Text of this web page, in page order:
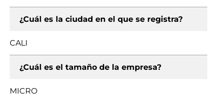
¿Cuál es la ciudad en el que se registra?
CALI
¿Cuál es el tamaño de la empresa?
MICRO